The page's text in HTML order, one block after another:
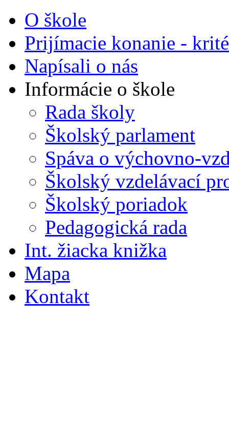
O škole
Prijímacie konanie -
Napísali o nás
Informácie o škole
Rada školy
Školský parlament
Spáva o výchovno-
Školský vzdelávací
Školský poriadok
Pedagogická rada
Int. žiacka knižka
Mapa
Kontakt